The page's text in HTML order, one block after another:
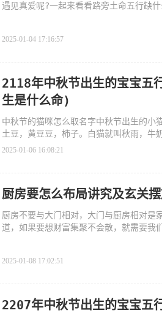
遇见真爱呢?一起来看看路旁土命五行缺
2025-01-04 17:16:57
2118年中秋节出生的宝宝五
生是什么命)
中秋节的猫咪怎么取名字中秋节出生的小
土豆，黄豆豆，柿子。白猫就叫秋雨，牛
2025-01-06 16:08:21
厨房要怎么布局讲究及玄关
厨房不要与大门相对，大门与厨房相对是
道，如果要想财富集聚不会散，就需要我
2025-01-08 17:02:51
2207年中秋节出生的宝宝五